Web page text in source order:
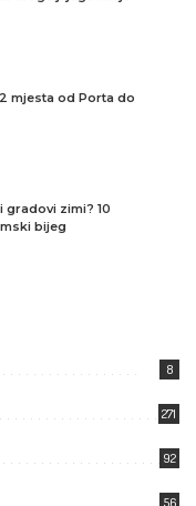
mjesta od Porta do
gradovi zimi? 10
bijeg
8
271
92
56